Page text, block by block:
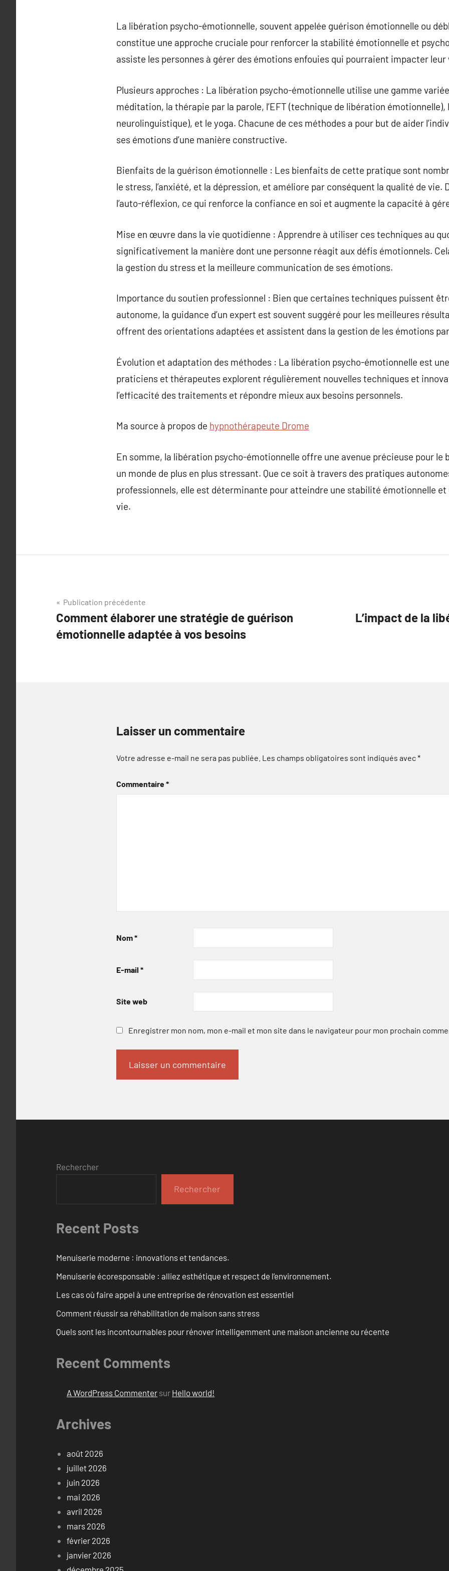
La libération psycho-émotionnelle, souvent appelée guérison émotionnelle ou
constitue une approche cruciale pour renforcer la stabilité émotionnelle et
assiste les personnes à gérer des émotions enfouies qui pourraient impacter
Plusieurs approches : La libération psycho-émotionnelle utilise une gamme
méditation, la thérapie par la parole, l’EFT (technique de libération
neurolinguistique), et le yoga. Chacune de ces méthodes a pour but de aider
ses émotions d’une manière constructive.
Bienfaits de la guérison émotionnelle : Les bienfaits de cette pratique sont
le stress, l’anxiété, et la dépression, et améliore par conséquent la qualité de vie.
l’auto-réflexion, ce qui renforce la confiance en soi et augmente la capacité à
Mise en œuvre dans la vie quotidienne : Apprendre à utiliser ces techniques au
significativement la manière dont une personne réagit aux défis émotionnels.
la gestion du stress et la meilleure communication de ses émotions.
Importance du soutien professionnel : Bien que certaines techniques puissent
autonome, la guidance d’un expert est souvent suggéré pour les meilleures
offrent des orientations adaptées et assistent dans la gestion de les émotions
Évolution et adaptation des méthodes : La libération psycho-émotionnelle est
praticiens et thérapeutes explorent régulièrement nouvelles techniques et
l’efficacité des traitements et répondre mieux aux besoins personnels.
Ma source à propos de hypnothérapeute Drome
En somme, la libération psycho-émotionnelle offre une avenue précieuse pour le
un monde de plus en plus stressant. Que ce soit à travers des pratiques
professionnels, elle est déterminante pour atteindre une stabilité émotionnelle et
vie.
Navigation
de
l’article
Publication précédente
Comment élaborer une stratégie de guérison
émotionnelle adaptée à vos besoins
L’impact de la
Laisser un commentaire
Votre adresse e-mail ne sera pas publiée. Les champs obligatoires sont indiqués avec*
Commentaire*
Nom*
E-mail *
Site web
Enregistrer mon nom, mon e-mail et mon site dans le navigateur pour mon prochain
Rechercher
Rechercher
Recent Posts
Menuiserie moderne : innovations et tendances.
Menuiserie écoresponsable : alliez esthétique et respect de l’environnement.
Les cas où faire appel à une entreprise de rénovation est essentiel
Comment réussir sa réhabilitation de maison sans stress
Quels sont les incontournables pour rénover intelligemment une maison ancienne ou récente
Recent Comments
A WordPress Commenter sur Hello world!
Archives
août 2026
juillet 2026
juin 2026
mai 2026
avril 2026
mars 2026
février 2026
janvier 2026